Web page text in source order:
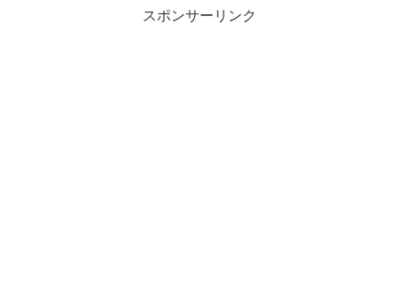
スポンサーリンク